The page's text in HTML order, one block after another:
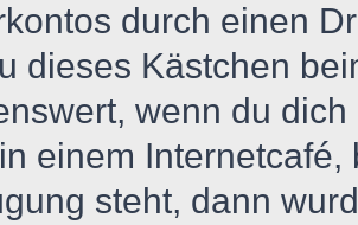
durch einen
dieses Kästchen
wenn du
einem
steht, dann